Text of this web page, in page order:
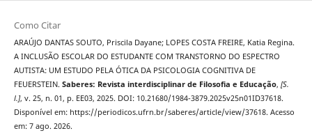
Como Citar
ARAÚJO DANTAS SOUTO, Priscila Dayane; LOPES COSTA FREIRE, Katia Regina.
A INCLUSÃO ESCOLAR DO ESTUDANTE COM TRANSTORNO DO ESPECTRO
AUTISTA: UM ESTUDO PELA ÓTICA DA PSICOLOGIA COGNITIVA DE
FEUERSTEIN. Saberes: Revista interdisciplinar de Filosofia e Educação, [S.
l.], v. 25, n. 01, p. EE03, 2025. DOI: 10.21680/1984-3879.2025v25n01ID37618.
Disponível em: https://periodicos.ufrn.br/saberes/article/view/37618. Acesso
em: 7 ago. 2026.